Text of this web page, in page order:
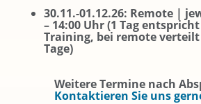
30.11.-01.12.26: Remote |
– 14:00 Uhr (1 Tag
Training, bei remote
Tage)
Weitere Termine nach
Kontaktieren Sie uns